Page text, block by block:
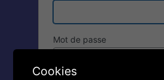
Mot de passe
Cookies